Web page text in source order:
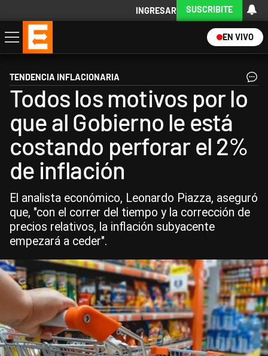
INGRESAR SUSCRIBITE
EN VIVO
Economía
Política
Internacional
Actualidad
Descargá la App
TENDENCIA INFLACIONARIA
Todos los motivos por lo
que al Gobierno le está
costando perforar el 2%
de inflación
El analista económico, Leonardo Piazza, aseguró
que, "con el correr del tiempo y la corrección de
precios relativos, la inflación subyacente
empezará a ceder".